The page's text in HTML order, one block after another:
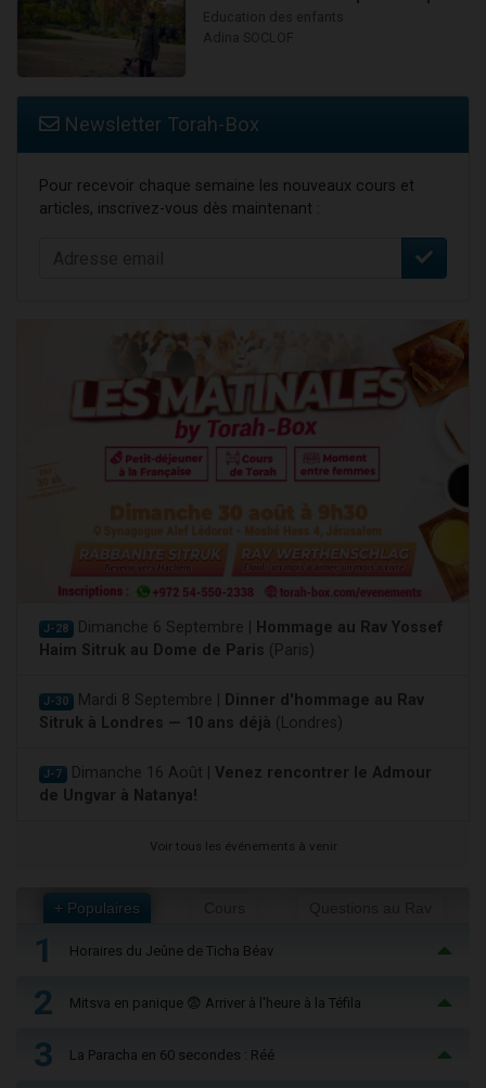
Newsletter Torah-Box
Pour recevoir chaque semaine les nouveaux cours et
articles, inscrivez-vous dès maintenant :
J-28 Dimanche 6 Septembre |
Hommage au Rav Yossef
Haim Sitruk au Dome de Paris (Paris)
J-30 Mardi 8 Septembre |
Dinner d'hommage au Rav
Sitruk à Londres — 10 ans déjà (Londres)
J-7 Dimanche 16 Août | Venez rencontrer le Admour
de Ungvar à Natanya!
Voir tous les événements à venir
+ Populaires
1 Horaires du Jeûne de Ticha Béav
2 Mitsva en panique 😨 Arriver à l'heure à la Téfila
3 La Paracha en 60 secondes : Réé